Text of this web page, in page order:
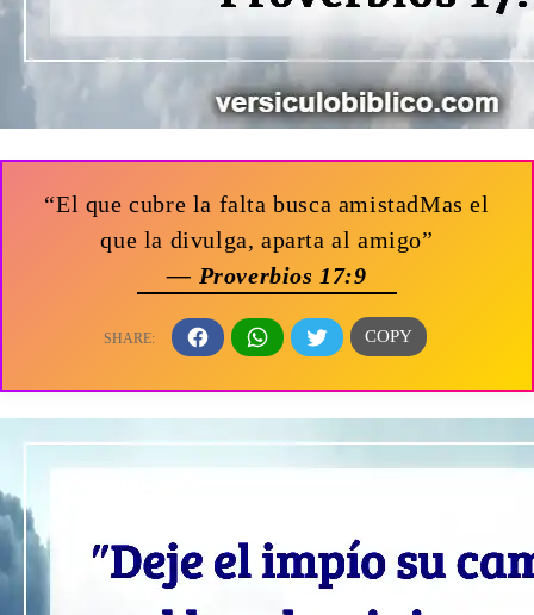
“El que cubre la falta busca amistadMas el
que la divulga, aparta al amigo”
— Proverbios 17:9